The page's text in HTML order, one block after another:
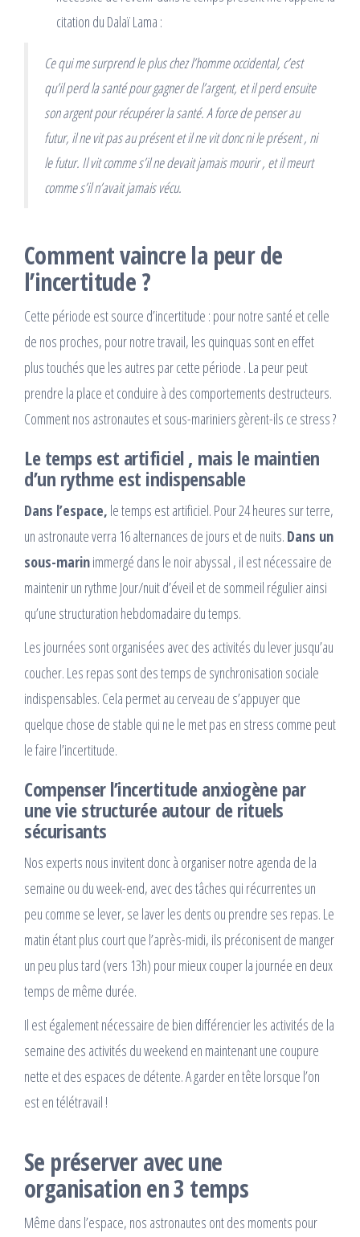
citation du Dalaï Lama :
Ce qui me surprend le plus chez l’homme occidental, c’est
qu’il perd la santé pour gagner de l’argent, et il perd ensuite
son argent pour récupérer la santé. A force de penser au
futur, il ne vit pas au présent et il ne vit donc ni le présent , ni
le futur. Il vit comme s’il ne devait jamais mourir , et il meurt
comme s’il n’avait jamais vécu.
Comment vaincre la peur de
l’incertitude ?
Cette période est source d’incertitude : pour notre santé et celle
de nos proches, pour notre travail, les quinquas sont en effet
plus touchés que les autres par cette période . La peur peut
prendre la place et conduire à des comportements destructeurs.
Comment nos astronautes et sous-mariniers gèrent-ils ce stress ?
Le temps est artificiel , mais le maintien
d’un rythme est indispensable
Dans l’espace, le temps est artificiel. Pour 24 heures sur terre,
un astronaute verra 16 alternances de jours et de nuits. Dans un
sous-marinimmergé dans le noir abyssal , il est nécessaire de
maintenir un rythme Jour/nuit d’éveil et de sommeil régulier ainsi
qu’une structuration hebdomadaire du temps.
Les journées sont organisées avec des activités du lever jusqu’au
coucher. Les repas sont des temps de synchronisation sociale
indispensables. Cela permet au cerveau de s’appuyer que
quelque chose de stable qui ne le met pas en stress comme peut
le faire l’incertitude.
Compenser l’incertitude anxiogène par
une vie structurée autour de rituels
sécurisants
Nos experts nous invitent donc à organiser notre agenda de la
semaine ou du week-end, avec des tâches qui récurrentes un
peu comme se lever, se laver les dents ou prendre ses repas. Le
matin étant plus court que l’après-midi, ils préconisent de manger
un peu plus tard (vers 13h) pour mieux couper la journée en deux
temps de même durée.
Il est également nécessaire de bien différencier les activités de la
semaine des activités du weekend en maintenant une coupure
nette et des espaces de détente. A garder en tête lorsque l’on
est en télétravail !
Se préserver avec une
organisation en 3 temps
Même dans l’espace, nos astronautes ont des moments pour